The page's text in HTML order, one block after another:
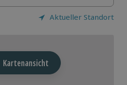
Aktueller Standort
Kartenansicht